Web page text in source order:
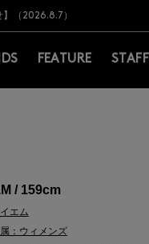
時送料無料！お買い物の際は会
（2026.8.7）
）
いて
時送料無料！お買い物の際は会
FEATURE
/ 159cm
エム
：ウィメンズ